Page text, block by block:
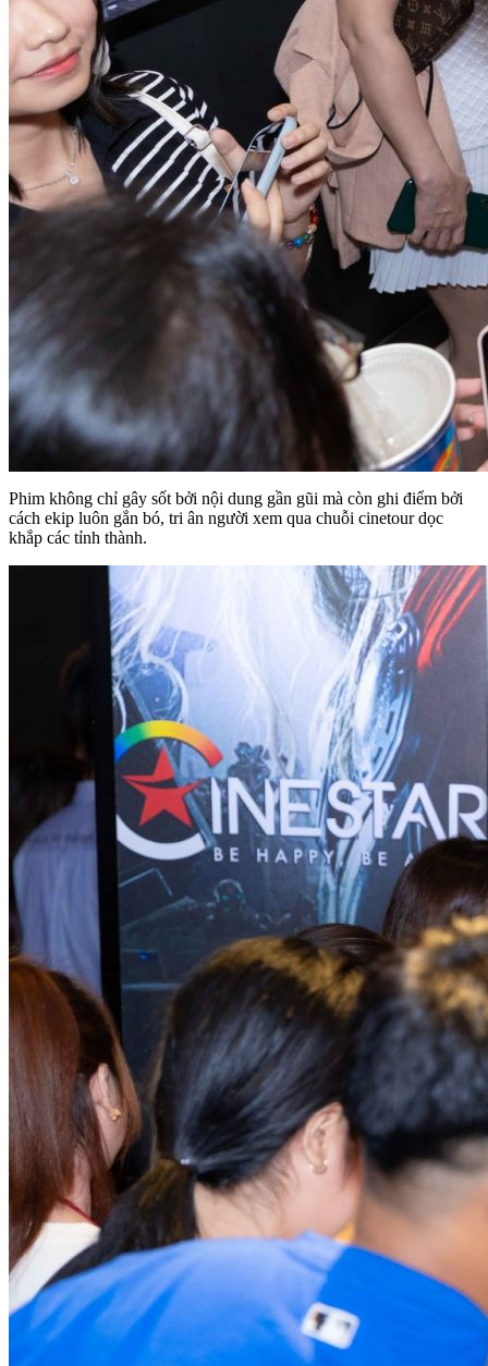
Phim không chỉ gây sốt bởi nội dung gần gũi mà còn ghi điểm bởi
cách ekip luôn gắn bó, tri ân người xem qua chuỗi cinetour dọc
khắp các tỉnh thành.